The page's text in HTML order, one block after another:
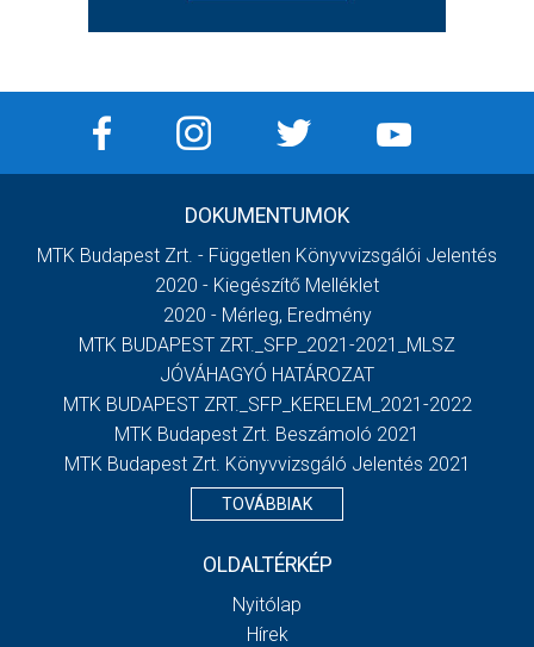
DOKUMENTUMOK
MTK Budapest Zrt. - Független Könyvvizsgálói Jelentés
2020 - Kiegészítő Melléklet
2020 - Mérleg, Eredmény
MTK BUDAPEST ZRT._SFP_2021-2021_MLSZ
JÓVÁHAGYÓ HATÁROZAT
MTK BUDAPEST ZRT._SFP_KERELEM_2021-2022
MTK Budapest Zrt. Beszámoló 2021
MTK Budapest Zrt. Könyvvizsgáló Jelentés 2021
TOVÁBBIAK
OLDALTÉRKÉP
Nyitólap
Hírek